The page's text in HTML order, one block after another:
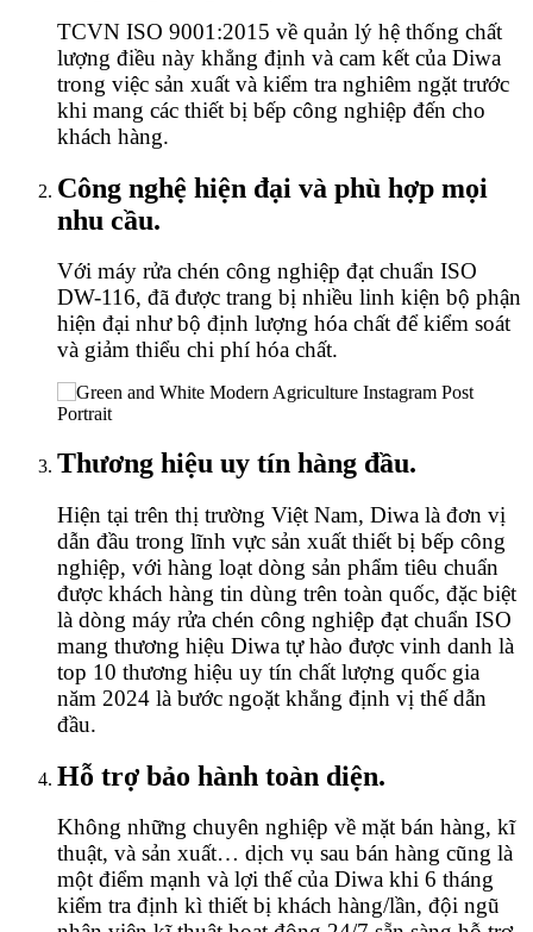
TCVN ISO 9001:2015 về quản lý hệ thống chất
lượng điều này khẳng định và cam kết của Diwa
trong việc sản xuất và kiểm tra nghiêm ngặt trước
khi mang các thiết bị bếp công nghiệp đến cho
khách hàng.
Công nghệ hiện đại và phù hợp mọi
nhu cầu.
Với máy rửa chén công nghiệp đạt chuẩn ISO
DW-116, đã được trang bị nhiều linh kiện bộ phận
hiện đại như bộ định lượng hóa chất để kiểm soát
và giảm thiểu chi phí hóa chất.
Thương hiệu uy tín hàng đầu.
Hiện tại trên thị trường Việt Nam, Diwa là đơn vị
dẫn đầu trong lĩnh vực sản xuất thiết bị bếp công
nghiệp, với hàng loạt dòng sản phẩm tiêu chuẩn
được khách hàng tin dùng trên toàn quốc, đặc biệt
là dòng máy rửa chén công nghiệp đạt chuẩn ISO
mang thương hiệu Diwa tự hào được vinh danh là
top 10 thương hiệu uy tín chất lượng quốc gia
năm 2024 là bước ngoặt khẳng định vị thế dẫn
đầu.
Hỗ trợ bảo hành toàn diện.
Không những chuyên nghiệp về mặt bán hàng, kĩ
thuật, và sản xuất… dịch vụ sau bán hàng cũng là
một điểm mạnh và lợi thế của Diwa khi 6 tháng
kiểm tra định kì thiết bị khách hàng/lần, đội ngũ